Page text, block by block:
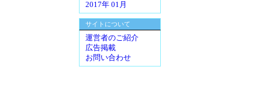
2017年 01月
サイトについて
運営者のご紹介
広告掲載
お問い合わせ